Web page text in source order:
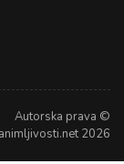
Autorska prava ©
2026